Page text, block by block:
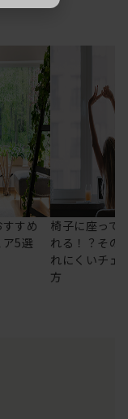
すめ
5選
椅子に座って
れる！？その
れにくいチェ
方